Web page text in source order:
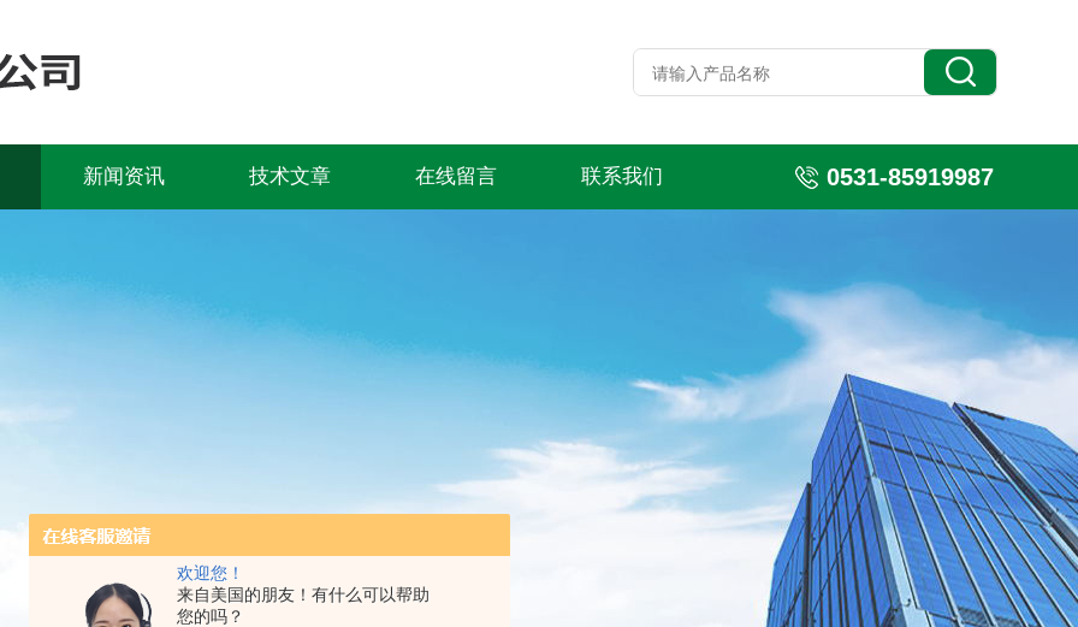
欢迎您！
来自美国的朋友！有什么可以帮助
您的吗？
新闻资讯 技术文章 在线留言 联系我们 0531-85919987